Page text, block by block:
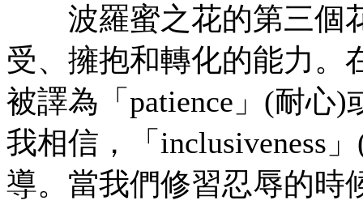
波羅蜜之花的第三個
受、擁抱和轉化的能力。
被譯為「patience」(耐心)
我相信，「inclusiveness
導。當我們修習忍辱的時